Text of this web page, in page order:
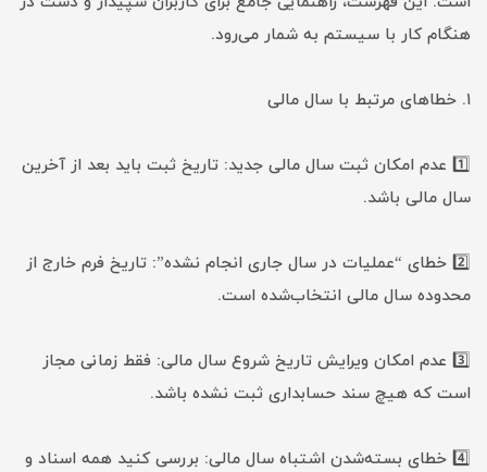
هنگام کار با سیستم به شمار می‌رود.
۱. خطاهای مرتبط با سال مالی
1️⃣ عدم امکان ثبت سال مالی جدید: تاریخ ثبت باید بعد از آخرین
سال مالی باشد.
2️⃣ خطای “عملیات در سال جاری انجام نشده”: تاریخ فرم خارج از
محدوده سال مالی انتخاب‌شده است.
3️⃣ عدم امکان ویرایش تاریخ شروع سال مالی: فقط زمانی مجاز
است که هیچ سند حسابداری ثبت نشده باشد.
4️⃣ خطای بسته‌شدن اشتباه سال مالی: بررسی کنید همه اسناد و